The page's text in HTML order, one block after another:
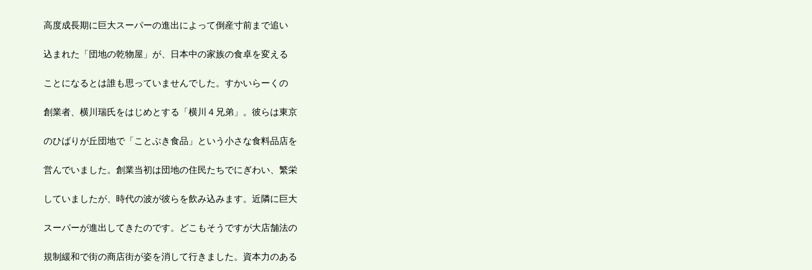
高度成長期に巨大スーパーの進出によって倒産寸前まで追い
込まれた「団地の乾物屋」が、日本中の家族の食卓を変える
ことになるとは誰も思っていませんでした。すかいらーくの
創業者、横川瑞氏をはじめとする「横川４兄弟」。彼らは東京
のひばりが丘団地で「ことぶき食品」という小さな食料品店を
営んでいました。創業当初は団地の住民たちでにぎわい、繁栄
していましたが、時代の波が彼らを飲み込みます。近隣に巨大
スーパーが進出してきたのです。どこもそうですが大店舗法の
規制緩和で街の商店街が姿を消して行きました。資本力のある